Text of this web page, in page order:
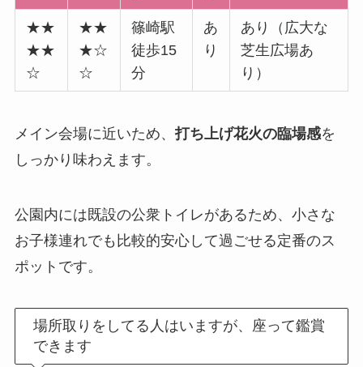
★★
★★
☆
★★
★☆
☆
篠崎駅
徒歩15
分
あ
り
あり（広大な
芝生広場あ
り）
メイン会場に近いため、打ち上げ花火の臨場感を
しっかり味わえます。
公園内には既設の公衆トイレがあるため、小さな
お子様連れでも比較的安心して過ごせる定番のス
ポットです。
場所取りをしてる人はいますが、座って鑑賞
できます